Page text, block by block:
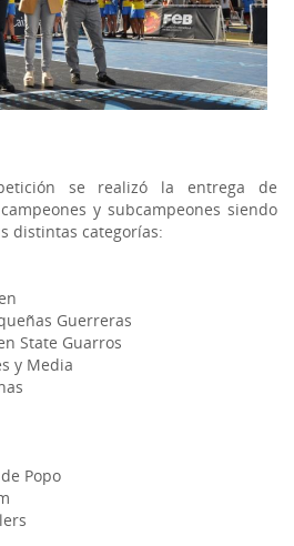
se realizó la entrega de
y subcampeones siendo
distintas categorías:
Guerreras
State Guarros
y Media
Popo